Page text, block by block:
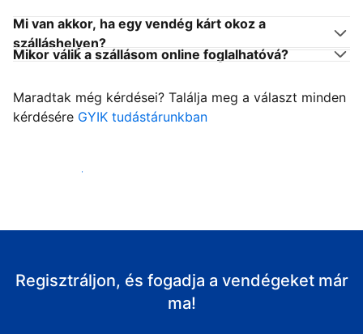
Mi van akkor, ha egy vendég kárt okoz a
szálláshelyen?
Mikor válik a szállásom online foglalhatóvá?
Maradtak még kérdései? Találja meg a választ minden
kérdésére GYIK tudástárunkban
Fogadja vendégeit
Regisztráljon, és fogadja a vendégeket már
ma!